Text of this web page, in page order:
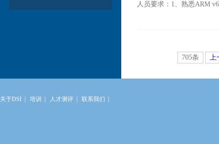
人员要求：1、熟悉ARM
705条 上
关于DSI 培训 人才测评 联系我们